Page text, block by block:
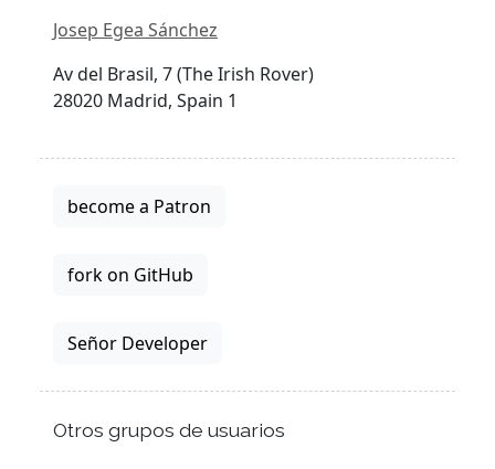
Josep Egea Sánchez
Av del Brasil, 7 (The Irish Rover)
28020 Madrid, Spain 1
become a Patron
fork on GitHub
Señor Developer
Otros grupos de usuarios